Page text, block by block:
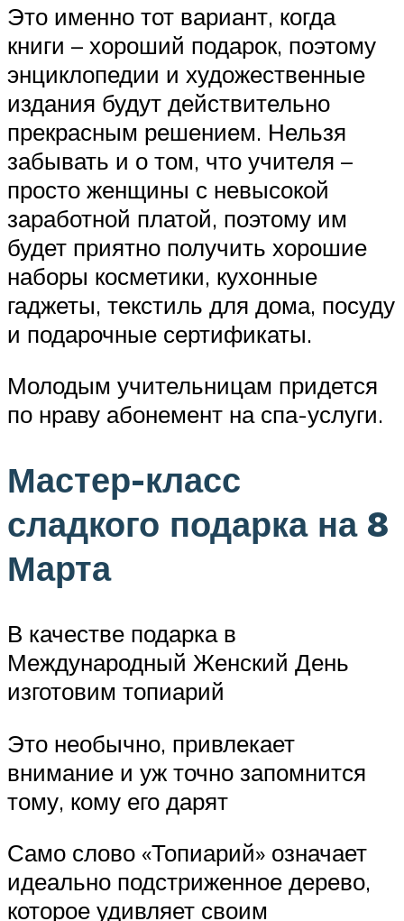
Это именно тот вариант, когда
книги – хороший подарок, поэтому
энциклопедии и художественные
издания будут действительно
прекрасным решением. Нельзя
забывать и о том, что учителя –
просто женщины с невысокой
заработной платой, поэтому им
будет приятно получить хорошие
наборы косметики, кухонные
гаджеты, текстиль для дома, посуду
и подарочные сертификаты.
Молодым учительницам придется
по нраву абонемент на спа-услуги.
Мастер-класс
сладкого подарка на 8
Марта
В качестве подарка в
Международный Женский День
изготовим топиарий
Это необычно, привлекает
внимание и уж точно запомнится
тому, кому его дарят
Само слово «Топиарий» означает
идеально подстриженное дерево,
которое удивляет своим